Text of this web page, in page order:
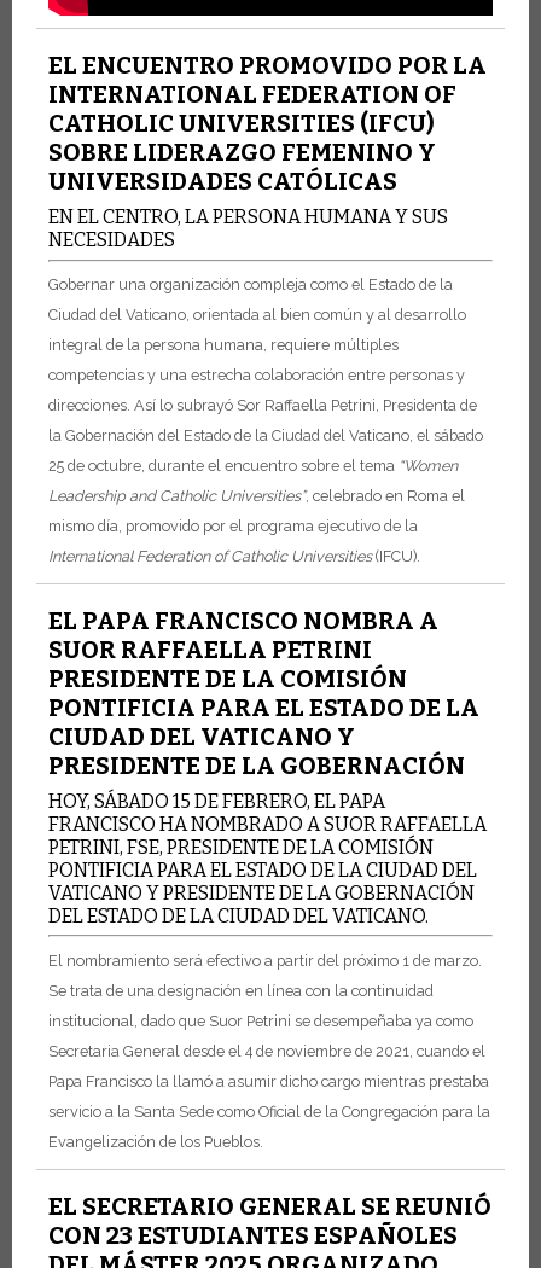
EL ENCUENTRO PROMOVIDO POR LA
INTERNATIONAL FEDERATION OF
CATHOLIC UNIVERSITIES (IFCU)
SOBRE LIDERAZGO FEMENINO Y
UNIVERSIDADES CATÓLICAS
EN EL CENTRO, LA PERSONA HUMANA Y SUS
NECESIDADES
Gobernar una organización compleja como el Estado de la
Ciudad del Vaticano, orientada al bien común y al desarrollo
integral de la persona humana, requiere múltiples
competencias y una estrecha colaboración entre personas y
direcciones. Así lo subrayó Sor Raffaella Petrini, Presidenta de
la Gobernación del Estado de la Ciudad del Vaticano, el sábado
25 de octubre, durante el encuentro sobre el tema “Women
Leadership and Catholic Universities”, celebrado en Roma el
mismo día, promovido por el programa ejecutivo de la
International Federation of Catholic Universities(IFCU).
EL PAPA FRANCISCO NOMBRA A
SUOR RAFFAELLA PETRINI
PRESIDENTE DE LA COMISIÓN
PONTIFICIA PARA EL ESTADO DE LA
CIUDAD DEL VATICANO Y
PRESIDENTE DE LA GOBERNACIÓN
HOY, SÁBADO 15 DE FEBRERO, EL PAPA
FRANCISCO HA NOMBRADO A SUOR RAFFAELLA
PETRINI, FSE, PRESIDENTE DE LA COMISIÓN
PONTIFICIA PARA EL ESTADO DE LA CIUDAD DEL
VATICANO Y PRESIDENTE DE LA GOBERNACIÓN
DEL ESTADO DE LA CIUDAD DEL VATICANO.
El nombramiento será efectivo a partir del próximo 1 de marzo.
Se trata de una designación en línea con la continuidad
institucional, dado que Suor Petrini se desempeñaba ya como
Secretaria General desde el 4 de noviembre de 2021, cuando el
Papa Francisco la llamó a asumir dicho cargo mientras prestaba
servicio a la Santa Sede como Oficial de la Congregación para la
Evangelización de los Pueblos.
EL SECRETARIO GENERAL SE REUNIÓ
CON 23 ESTUDIANTES ESPAÑOLES